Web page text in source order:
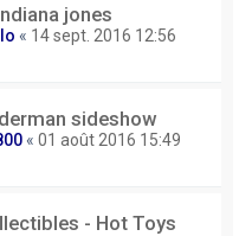
jones
« 14 sept. 2016 12:56
sideshow
« 01 août 2016 15:49
- Hot Toys